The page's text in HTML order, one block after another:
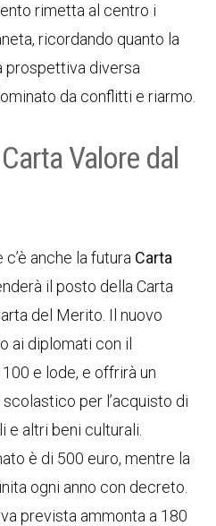
rimetta al centro i
ricordando quanto la
prospettiva diversa
da conflitti e riarmo.
Valore dal
anche la futura Carta
il posto della Carta
del Merito. Il nuovo
ai diplomati con il
e lode, e offrirà un
per l’acquisto di
e altri beni culturali.
è di 500 euro, mentre la
ogni anno con decreto.
prevista ammonta a 180